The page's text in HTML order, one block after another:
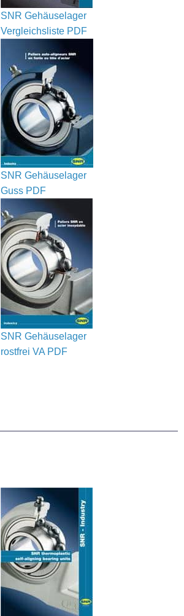
SNR Gehäuselager
Vergleichsliste PDF
SNR Gehäuselager
Guss PDF
SNR Gehäuselager
rostfrei VA PDF